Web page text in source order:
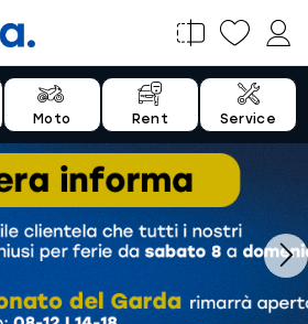
Moto Rent Service
